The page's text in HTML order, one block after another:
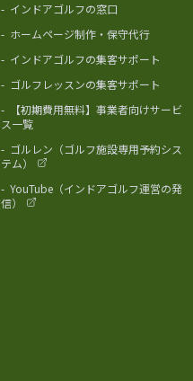
- インドアゴルフの窓口
- ホームページ制作・保守代行
- インドアゴルフの集客サポート
- ゴルフレッスンの集客サポート
-
【初期費用無料】事業者向けサービ
ス一覧
- ゴルレン（ゴルフ施設専用予約シス
テム）
- YouTube（インドアゴルフ運営の発
信）